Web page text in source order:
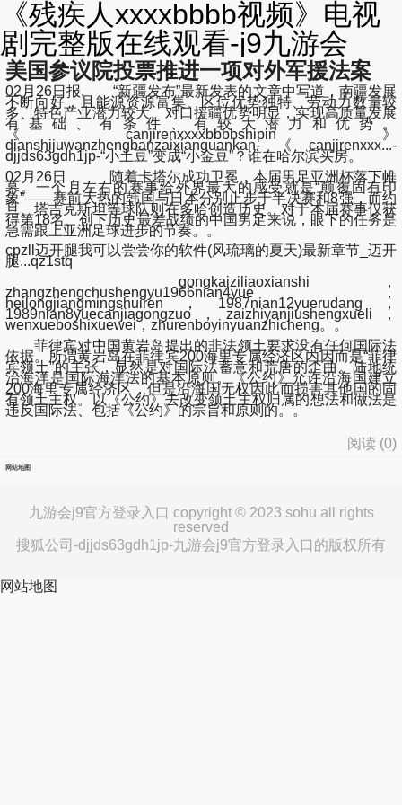
《残疾人xxxxbbbb视频》电视
剧完整版在线观看-j9九游会
美国参议院投票推进一项对外军援法案
02月26日报, “新疆发布”最新发表的文章中写道，南疆发展
不断向好，且能源资源富集、区位优势独特、劳动力数量较
多、特色产业潜力较大、对口援疆优势明显，实现高质量发展
有基础、有条件、有较大潜力和优势。
《canjirenxxxxbbbbshipin》
dianshijuwanzhengbanzaixianguankan-《canjirenxxx...-
djjds63gdh1jp-“小土豆”变成“小金豆”？谁在哈尔滨买房。
02月26日， 随着卡塔尔成功卫冕，本届男足亚洲杯落下帷
幕。一个月左右的赛事给外界最大的感受就是“颠覆固有印
象”——赛前大热的韩国与日本分别止步于半决赛和8强，而约
旦、塔吉克斯坦等球队则在多哈创造历史。对于本届赛事仅获
得第18名、创下历史最差战绩的中国男足来说，眼下的任务是
急需跟上亚洲足球进步的节奏。。
cpzll迈开腿我可以尝尝你的软件(风琉璃的夏天)最新章节_迈开
腿...qz1stq
gongkaiziliaoxianshi，
zhangzhengchushengyu1966nian4yue，
heilongjiangmingshuiren，1987nian12yuerudang，
1989nian8yuecanjiagongzuo，zaizhiyanjiushengxueli，
wenxueboshixuewei，zhurenboyinyuanzhicheng。。
菲律宾对中国黄岩岛提出的非法领土要求没有任何国际法
依据。所谓黄岩岛在菲律宾200海里专属经济区内因而是“菲律
宾领土”的主张，显然是对国际法蓄意和荒唐的歪曲。陆地统
治海洋是国际海洋法的基本原则。《公约》允许沿海国建立
200海里专属经济区，但是沿海国无权因此而损害其他国的固
有领土主权。以《公约》去改变领土主权归属的想法和做法是
违反国际法、包括《公约》的宗旨和原则的。。
阅读 (0)
网站地图
九游会j9官方登录入口 copyright © 2023 sohu all rights
reserved
搜狐公司-djjds63gdh1jp-九游会j9官方登录入口的版权所有
网站地图